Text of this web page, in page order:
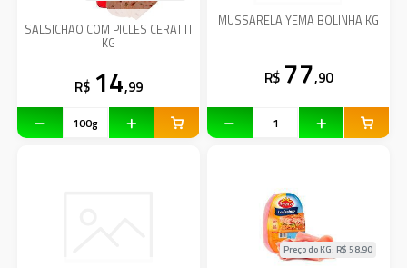
SALSICHAO COM PICLES CERATTI
KG
R$ 14,99
MUSSARELA YEMA BOLINHA KG
R$ 77,90
Preço do KG: R$ 58,90